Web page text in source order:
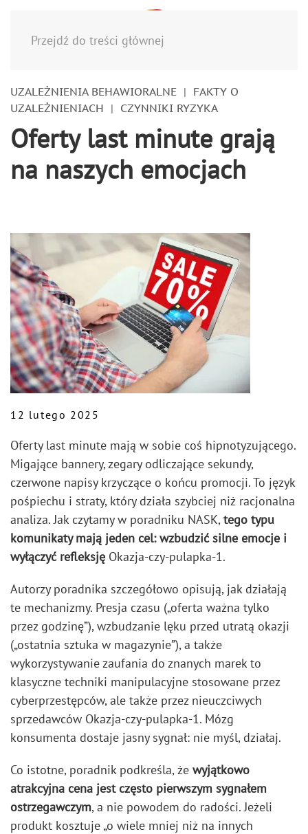
Przejdź do treści głównej
UZALEŻNIENIA BEHAWIORALNE
FAKTY O
UZALEŻNIENIACH
CZYNNIKI RYZYKA
Oferty last minute grają
na naszych emocjach
12 lutego 2025
Oferty last minute mają w sobie coś hipnotyzującego.
Migające bannery, zegary odliczające sekundy,
czerwone napisy krzyczące o końcu promocji. To język
pośpiechu i straty, który działa szybciej niż racjonalna
analiza. Jak czytamy w poradniku NASK,tego typu
komunikaty mają jeden cel: wzbudzić silne emocje i
wyłączyć refleksję Okazja-czy-pulapka-1.
Autorzy poradnika szczegółowo opisują, jak działają
te mechanizmy. Presja czasu („oferta ważna tylko
przez godzinę”), wzbudzanie lęku przed utratą okazji
(„ostatnia sztuka w magazynie”), a także
wykorzystywanie zaufania do znanych marek to
klasyczne techniki manipulacyjne stosowane przez
cyberprzestępców, ale także przez nieuczciwych
sprzedawców Okazja-czy-pulapka-1. Mózg
konsumenta dostaje jasny sygnał: nie myśl, działaj.
Co istotne, poradnik podkreśla, że wyjątkowo
atrakcyjna cena jest często pierwszym sygnałem
ostrzegawczym, a nie powodem do radości. Jeżeli
produkt kosztuje „o wiele mniej niż na innych